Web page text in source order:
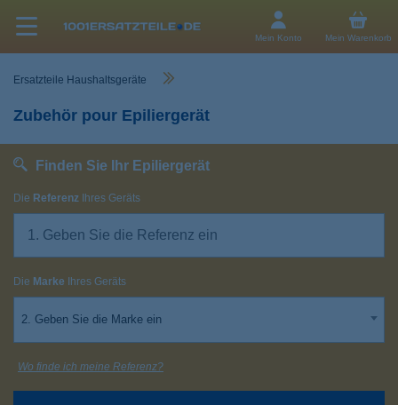
Mein Konto Mein Warenkorb
Ersatzteile Haushaltsgeräte
Zubehör pour Epiliergerät
Finden Sie Ihr Epiliergerät
Die Referenz Ihres Geräts
Die Marke Ihres Geräts
2. Geben Sie die Marke ein
Wo finde ich meine Referenz?